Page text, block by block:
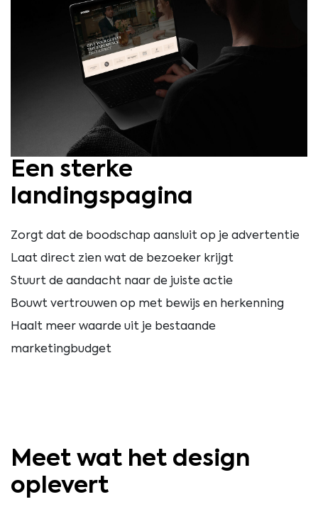
Een sterke
landingspagina
Zorgt dat de boodschap aansluit op je advertentie
Laat direct zien wat de bezoeker krijgt
Stuurt de aandacht naar de juiste actie
Bouwt vertrouwen op met bewijs en herkenning
Haalt meer waarde uit je bestaande
marketingbudget
Meet wat het design
oplevert